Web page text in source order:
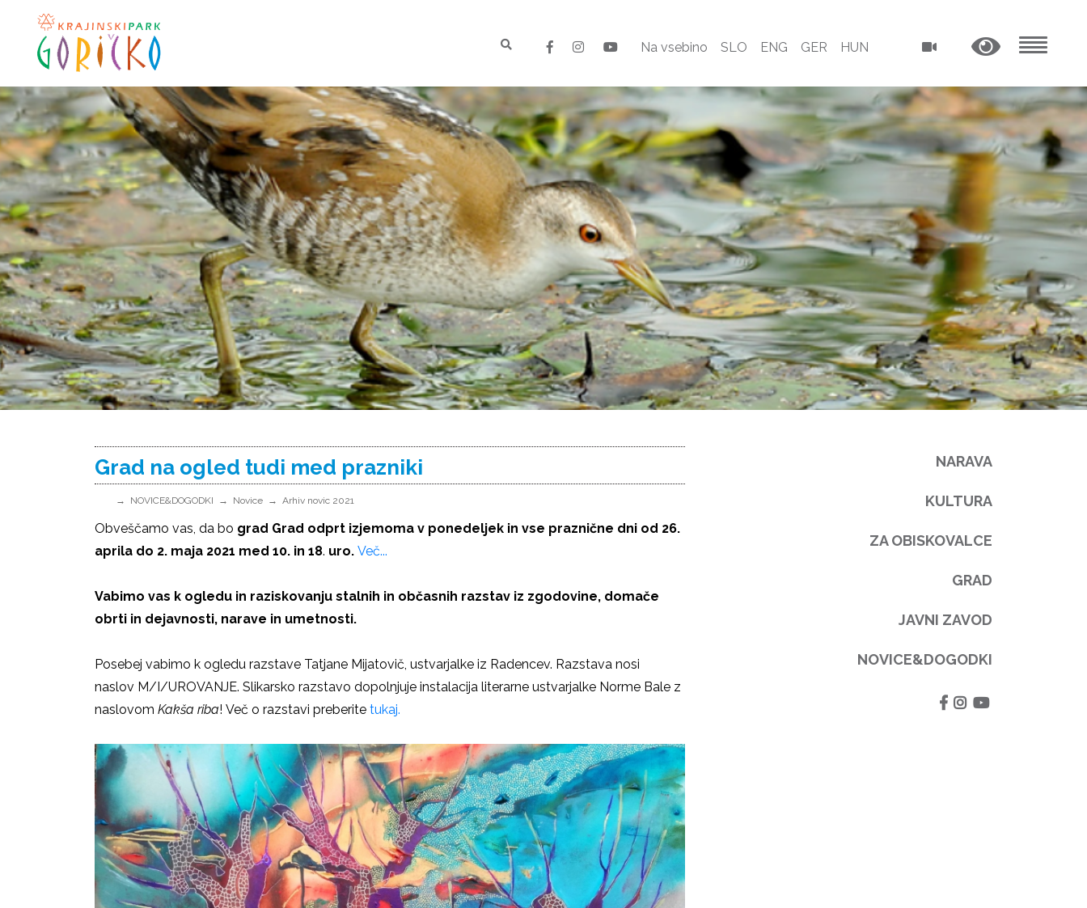
Na vsebino SLO ENG GER HUN
Grad na ogled tudi med prazniki
NOVICE&DOGODKI Novice Arhiv novic 2021
Obveščamo vas, da bo grad Grad odprt izjemoma v ponedeljek in vse praznične dni od 26.
aprila do 2. maja 2021 med 10. in 18. uro. Več...
Vabimo vas k ogledu in raziskovanju stalnih in občasnih razstav iz zgodovine, domače
obrti in dejavnosti, narave in umetnosti.
Posebej vabimo k ogledu razstave Tatjane Mijatovič, ustvarjalke iz Radencev. Razstava nosi
naslov M/I/UROVANJE. Slikarsko razstavo dopolnjuje instalacija literarne ustvarjalke Norme Bale z
naslovom Kakša riba! Več o razstavi preberite tukaj.
NARAVA
KULTURA
ZA OBISKOVALCE
GRAD
JAVNI ZAVOD
NOVICE&DOGODKI